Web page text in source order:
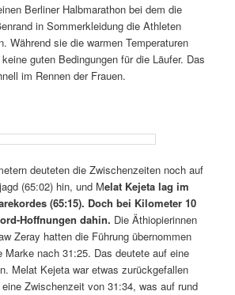
Berliner Halbmarathon bei dem die
in Sommerkleidung die Athleten
Während sie die warmen Temperaturen
guten Bedingungen für die Läufer. Das
im Rennen der Frauen.
deuteten die Zwischenzeiten noch auf
(65:02) hin, und Melat Kejeta lag im
(65:15). Doch bei Kilometer 10
Hoffnungen dahin. Die Äthiopierinnen
Zeray hatten die Führung übernommen
Marke nach 31:25. Das deutete auf eine
Melat Kejeta war etwas zurückgefallen
Zwischenzeit von 31:34, was auf rund